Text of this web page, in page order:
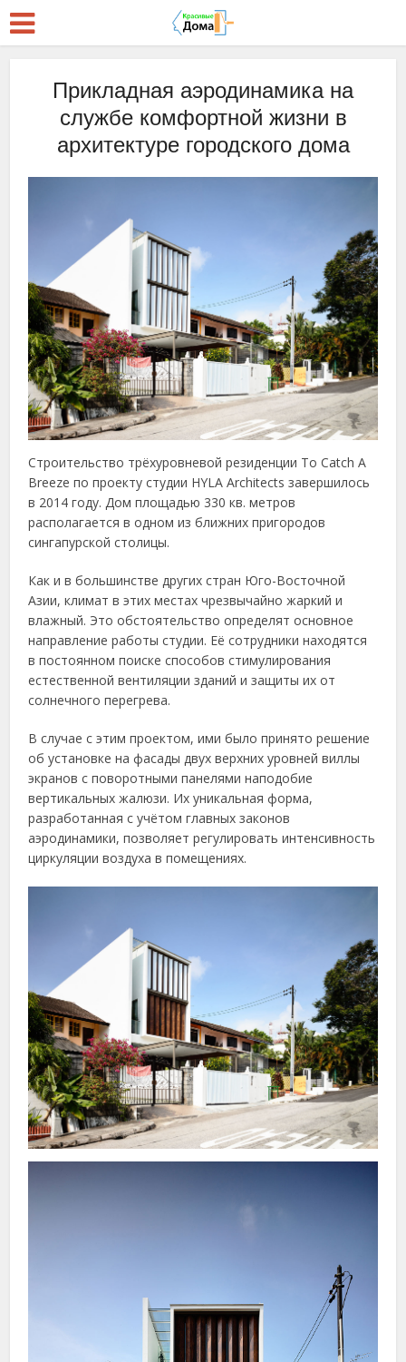
Прикладная аэродинамика на
службе комфортной жизни в
архитектуре городского дома
Строительство трёхуровневой резиденции To Catch A
Breeze по проекту студии HYLA Architects завершилось
в 2014 году. Дом площадью 330 кв. метров
располагается в одном из ближних пригородов
сингапурской столицы.
Как и в большинстве других стран Юго-Восточной
Азии, климат в этих местах чрезвычайно жаркий и
влажный. Это обстоятельство определят основное
направление работы студии. Её сотрудники находятся
в постоянном поиске способов стимулирования
естественной вентиляции зданий и защиты их от
солнечного перегрева.
В случае с этим проектом, ими было принято решение
об установке на фасады двух верхних уровней виллы
экранов с поворотными панелями наподобие
вертикальных жалюзи. Их уникальная форма,
разработанная с учётом главных законов
аэродинамики, позволяет регулировать интенсивность
циркуляции воздуха в помещениях.